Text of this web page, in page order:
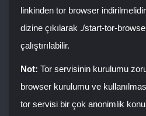
linkinden tor browser
dizine çıkılarak ./start-tor-
çalıştırılabilir.
Not: Tor servisinin kurulumu
browser kurulumu ve
tor servisi bir çok anonimlik